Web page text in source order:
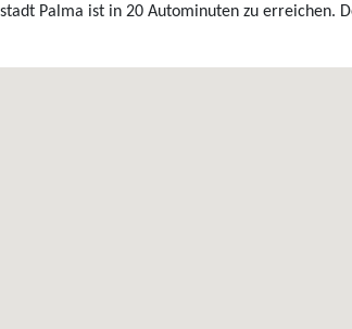
Palma ist in 20 Autominuten zu erreichen.